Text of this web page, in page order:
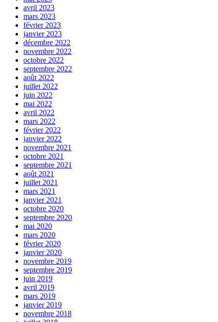
avril 2023
mars 2023
février 2023
janvier 2023
décembre 2022
novembre 2022
octobre 2022
septembre 2022
août 2022
juillet 2022
juin 2022
mai 2022
avril 2022
mars 2022
février 2022
janvier 2022
novembre 2021
octobre 2021
septembre 2021
août 2021
juillet 2021
mars 2021
janvier 2021
octobre 2020
septembre 2020
mai 2020
mars 2020
février 2020
janvier 2020
novembre 2019
septembre 2019
juin 2019
avril 2019
mars 2019
janvier 2019
novembre 2018